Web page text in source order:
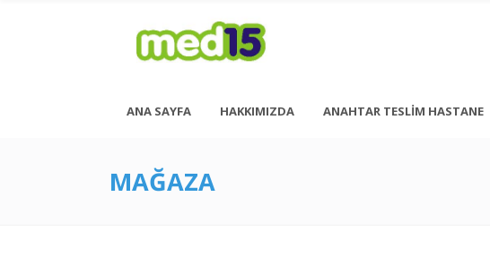
Pazartesi - Cuma 08:00 - 18:00
ANA SAYFA HAKKIMIZDA ANAHTAR TESLIM HASTANE
MAĞAZA